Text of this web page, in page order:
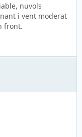
nuvols
i vent moderat
front.